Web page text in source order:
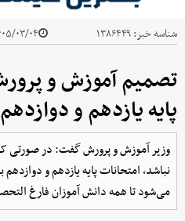
شناسه خبر:۱۳۸۶۴۴۹ ۱۴۰۵/۰۳/۰۴ -
تصمیم آموزش و
پایه یازدهم و دوازدهم
وزیر آموزش و پرورش گفت: در صورتی
نباشد، امتحانات پایه یازدهم و
می‌شود تا همه دانش آموزان فارغ